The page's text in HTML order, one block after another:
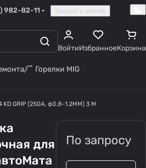
982-82-11 Заказать звонок
ВойтиИзбранноеКорзина
Горелки MIG
KD GRIP (250А, ф0,8-1,2ММ) 3 М
для
По запросу